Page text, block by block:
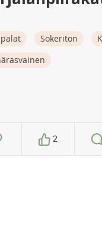
Sokeriton
2